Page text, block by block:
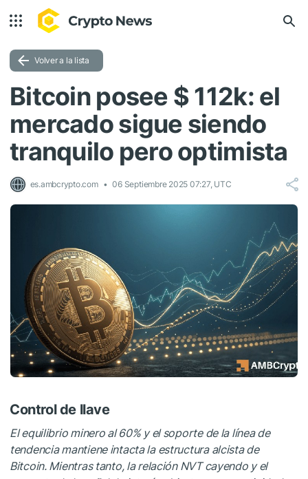
Volver a la lista
Bitcoin posee $ 112k: el
mercado sigue siendo
tranquilo pero optimista
es.ambcrypto.com 06 Septiembre 2025 07:27, UTC
Control de llave
El equilibrio minero al 60% y el soporte de la línea de
tendencia mantiene intacta la estructura alcista de
Bitcoin. Mientras tanto, la relación NVT cayendo y el